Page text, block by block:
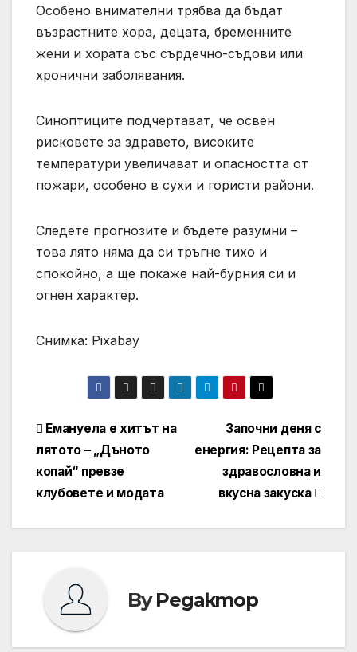
Особено внимателни трябва да бъдат
възрастните хора, децата, бременните
жени и хората със сърдечно-съдови или
хронични заболявания.
Синоптиците подчертават, че освен
рисковете за здравето, високите
температури увеличават и опасността от
пожари, особено в сухи и гористи райони.
Следете прогнозите и бъдете разумни –
това лято няма да си тръгне тихо и
спокойно, а ще покаже най-бурния си и
огнен характер.
Снимка: Pixabay
Навигация
Започни деня с
енергия: Рецепта за
здравословна и
вкусна закуска
Емануела е хитът на
лятото – „Дъното
копай“ превзе
клубовете и модата
ByРедактор